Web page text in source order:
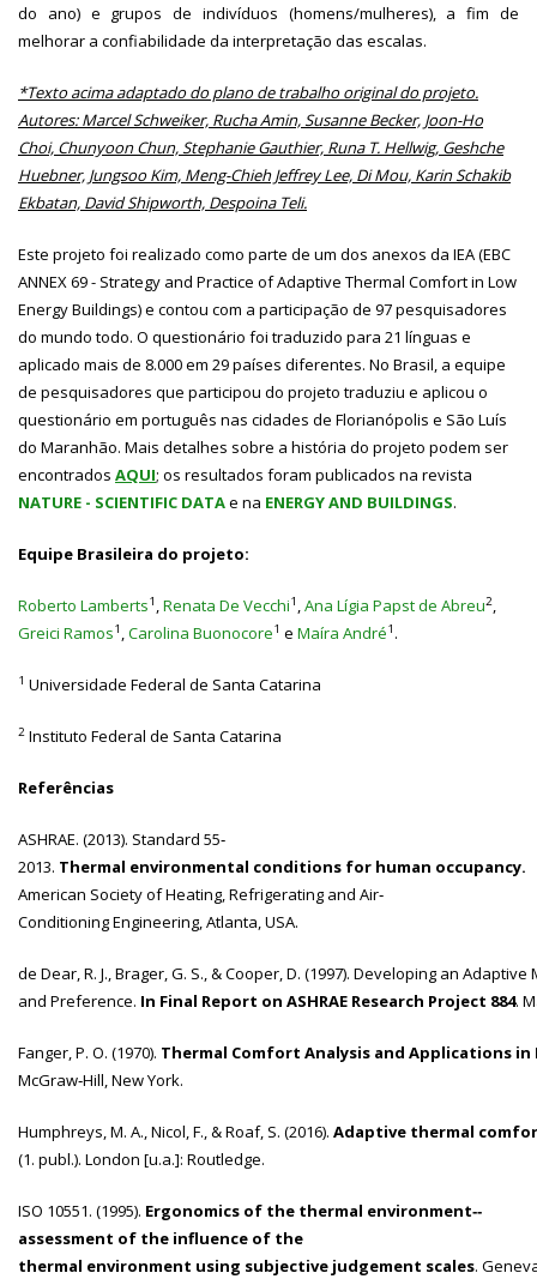
do ano) e grupos de indivíduos (homens/mulheres), a fim de
melhorar a confiabilidade da interpretação das escalas.
*Texto acima adaptado do plano de trabalho original do projeto.
Autores: Marcel Schweiker, Rucha Amin, Susanne Becker, Joon-Ho
Choi, Chunyoon Chun, Stephanie Gauthier, Runa T. Hellwig, Geshche
Huebner, Jungsoo Kim, Meng-Chieh Jeffrey Lee, Di Mou, Karin Schakib
Ekbatan, David Shipworth, Despoina Teli.
Este projeto foi realizado como parte de um dos anexos da IEA (EBC
ANNEX 69 - Strategy and Practice of Adaptive Thermal Comfort in Low
Energy Buildings) e contou com a participação de 97 pesquisadores
do mundo todo. O questionário foi traduzido para 21 línguas e
aplicado mais de 8.000 em 29 países diferentes. No Brasil, a equipe
de pesquisadores que participou do projeto traduziu e aplicou o
questionário em português nas cidades de Florianópolis e São Luís
do Maranhão. Mais detalhes sobre a história do projeto podem ser
encontrados AQUI; os resultados foram publicados na revista
NATURE - SCIENTIFIC DATAe na ENERGY AND BUILDINGS.
Equipe Brasileira do projeto:
Roberto Lamberts1 ,Renata De Vecchi1 ,Ana Lígia Papst de Abreu2,
Greici Ramos1 ,Carolina Buonocore1 e Maíra André1 .
1 Universidade Federal de Santa Catarina
2 Instituto Federal de Santa Catarina
Referências
ASHRAE. (2013). Standard 55‐
2013. Thermal environmental conditions for human occupancy.
American Society of Heating, Refrigerating and Air‐
Conditioning Engineering, Atlanta, USA.
de Dear, R. J., Brager, G. S., & Cooper, D. (1997). Developing an
and Preference. In Final Report on ASHRAE Research Project 884.
Fanger, P. O. (1970). Thermal Comfort Analysis and Applications
McGraw‐Hill, New York.
Humphreys, M. A., Nicol, F., & Roaf, S. (2016). Adaptive thermal
(1. publ.). London [u.a.]: Routledge.
ISO 10551. (1995). Ergonomics of the thermal environment‐‐
assessment of the influence of the
thermal environment using subjective judgement scales.